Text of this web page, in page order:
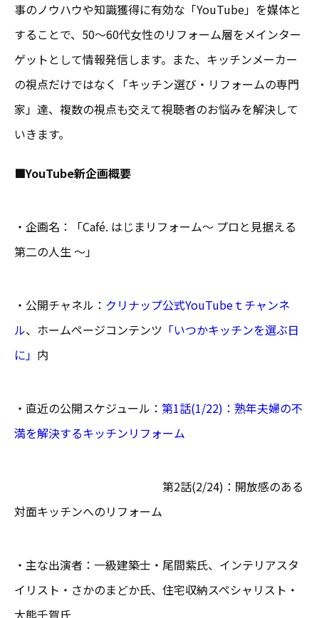
事のノウハウや知識獲得に有効な「YouTube」を媒体と
することで、50～60代女性のリフォーム層をメインター
ゲットとして情報発信します。また、キッチンメーカー
の視点だけではなく「キッチン選び・リフォームの専門
家」達、複数の視点も交えて視聴者のお悩みを解決して
いきます。
■YouTube新企画概要
・企画名：「Café. はじまリフォーム～ プロと見据える
第二の人生 ～」
・公開チャネル： クリナップ公式YouTubeｔチャンネ
ル、ホームページコンテンツ 「いつかキッチンを選ぶ日
に」 内
・直近の公開スケジュール： 第1話(1/22)：熟年夫婦の不
満を解決するキッチンリフォーム
第2話(2/24)：開放感のある
対面キッチンへのリフォーム
・主な出演者：一級建築士・尾間紫氏、インテリアスタ
イリスト・さかのまどか氏、住宅収納スペシャリスト・
大熊千賀氏